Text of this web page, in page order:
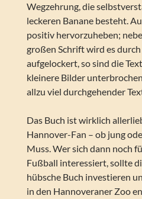
Wegzehrung, die
leckeren Banane besteht.
positiv hervorzuheben;
großen Schrift wird es
aufgelockert, so sind die
kleinere Bilder
allzu viel durchgehender
Das Buch ist wirklich
Hannover-Fan – ob jung
Muss. Wer sich dann noch
Fußball interessiert, sollte
hübsche Buch investieren
in den Hannoveraner Zoo